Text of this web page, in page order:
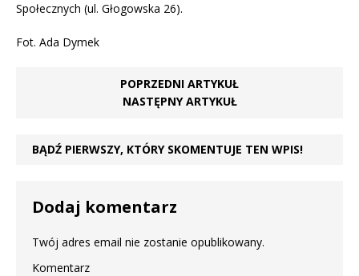
Społecznych (ul. Głogowska 26).
Fot. Ada Dymek
POPRZEDNI ARTYKUŁ
NASTĘPNY ARTYKUŁ
BĄDŹ PIERWSZY, KTÓRY SKOMENTUJE TEN WPIS!
Dodaj komentarz
Twój adres email nie zostanie opublikowany.
Komentarz